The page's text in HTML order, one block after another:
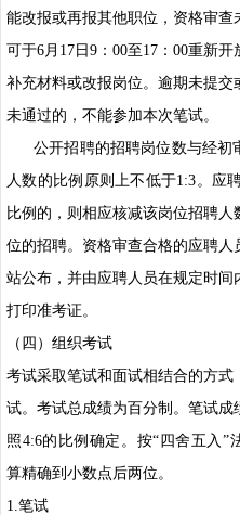
能改报或再报其他职位，资格审查
可于6月17日9：00至17：00重新
补充材料或改报岗位。逾期未提交
未通过的，不能参加本次笔试。
公开招聘的招聘岗位数与经初
人数的比例原则上不低于1:3。应
比例的，则相应核减该岗位招聘人
位的招聘。资格审查合格的应聘人
站公布，并由应聘人员在规定时间
打印准考证。
（四）组织考试
考试采取笔试和面试相结合的方式
试。考试总成绩为百分制。笔试成
照4:6的比例确定。按“四舍五入”
算精确到小数点后两位。
1.笔试